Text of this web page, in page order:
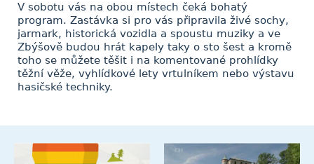
V sobotu vás na obou místech čeká bohatý
program. Zastávka si pro vás připravila živé sochy,
jarmark, historická vozidla a spoustu muziky a ve
Zbýšově budou hrát kapely taky o sto šest a kromě
toho se můžete těšit i na komentované prohlídky
těžní věže, vyhlídkové lety vrtulníkem nebo výstavu
hasičské techniky.